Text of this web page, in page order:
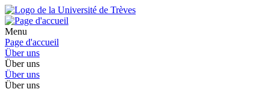
Menu
Page d'accueil
Über uns
Über uns
Über uns
Über uns